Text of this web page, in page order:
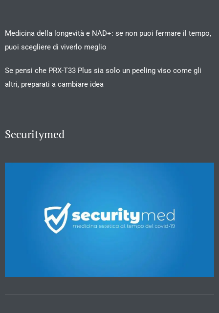
Medicina della longevità e NAD+: se non puoi fermare il tempo,
puoi scegliere di viverlo meglio
Se pensi che PRX-T33 Plus sia solo un peeling viso come gli
altri, preparati a cambiare idea
Securitymed